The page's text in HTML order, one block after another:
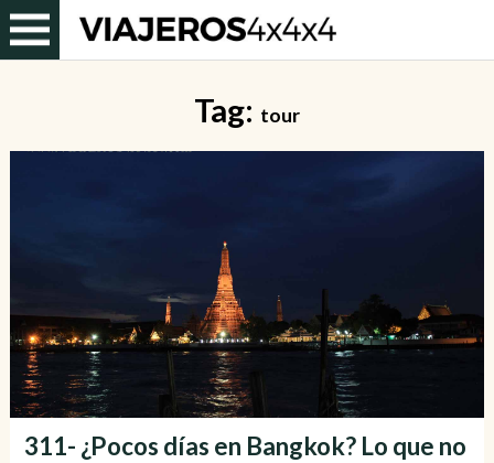
Tag: tour
311- ¿Pocos días en Bangkok? Lo que no